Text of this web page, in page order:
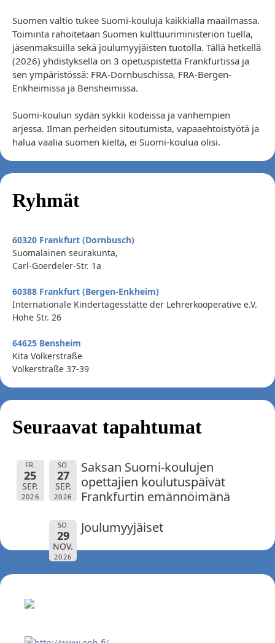
Suomen valtio tukee Suomi-kouluja kaikkialla maailmassa.
Toiminta rahoitetaan Suomen kulttuuriministeriön tuella,
jäsenmaksuilla sekä joulumyyjäisten tuotolla. Tällä hetkellä
(2026) yhdistyksellä on 3 opetuspistettä Frankfurtissa ja
sen ympäristössä: FRA-Dornbuschissa, FRA-Bergen-
Enkheimissa ja Bensheimissa.
Suomi-koulun sydän sykkii kodeissa ja vanhempien
arjessa. Ilman perheiden sitoutumista, vapaaehtoistyötä ja
halua vaalia suomen kieltä, ei Suomi-koulua olisi.
Ryhmät
60320 Frankfurt (Dornbusch)
Suomalainen seurakunta,
Carl-Goerdeler-Str. 1a
60388 Frankfurt (Bergen-Enkheim)
Internationale Kindertagesstätte der Lehrerkooperative e.V.
Hohe Str. 26
64625 Bensheim
Kita Volkerstraße
Volkerstraße 37-39
Seuraavat tapahtumat
FR.
25
SEP.
2026
SO.
27
SEP.
2026
Saksan Suomi-koulujen
opettajien koulutuspäivät
Frankfurtin emännöimänä
SO.
29
NOV.
2026
Joulumyyjäiset